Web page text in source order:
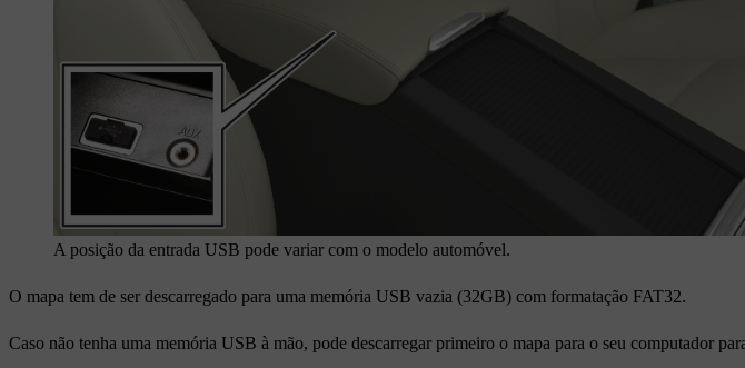
A posição da entrada USB pode variar com o modelo automóvel.
O mapa tem de ser descarregado para uma memória USB vazia (32GB) com formatação FAT32.
Caso não tenha uma memória USB à mão, pode descarregar primeiro o mapa para o seu computador